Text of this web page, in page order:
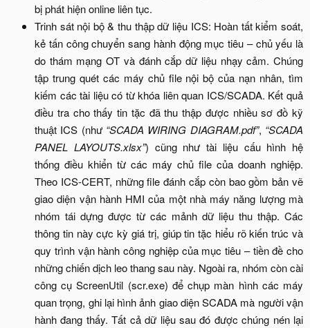
bị phát hiện online liên tục.​
Trinh sát nội bộ & thu thập dữ liệu ICS: Hoàn tất kiểm soát,
kẻ tấn công chuyển sang hành động mục tiêu – chủ yếu là
do thám mạng OT và đánh cắp dữ liệu nhạy cảm. Chúng
tập trung quét các máy chủ file nội bộ của nạn nhân, tìm
kiếm các tài liệu có từ khóa liên quan ICS/SCADA. Kết quả
điều tra cho thấy tin tặc đã thu thập được nhiều sơ đồ kỹ
thuật ICS (như “SCADA WIRING DIAGRAM.pdf”, “SCADA
PANEL LAYOUTS.xlsx”) cũng như tài liệu cấu hình hệ
thống điều khiển từ các máy chủ file của doanh nghiệp.
Theo ICS-CERT, những file đánh cắp còn bao gồm bản vẽ
giao diện vận hành HMI của một nhà máy năng lượng mà
nhóm tái dựng được từ các mảnh dữ liệu thu thập. Các
thông tin này cực kỳ giá trị, giúp tin tặc hiểu rõ kiến trúc và
quy trình vận hành công nghiệp của mục tiêu – tiền đề cho
những chiến dịch leo thang sau này. Ngoài ra, nhóm còn cài
công cụ ScreenUtil (scr.exe) để chụp màn hình các máy
quan trọng, ghi lại hình ảnh giao diện SCADA mà người vận
hành đang thấy. Tất cả dữ liệu sau đó được chúng nén lại